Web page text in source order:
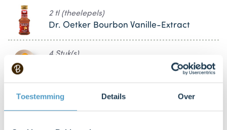
Toestemming Details Over
2 tl (theelepels)
Dr. Oetker Bourbon Vanille-Extract
4 Stuk(s)
80 g (gram)